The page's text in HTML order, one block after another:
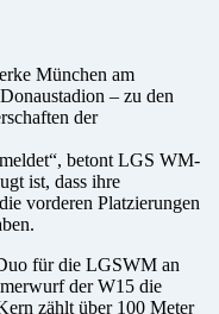
München am
– zu den
der
betont LGS WM-
ist, dass ihre
vorderen Platzierungen
für die LGSWM an
der W15 die
zählt über 100 Meter